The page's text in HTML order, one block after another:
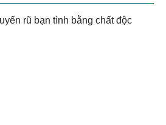
rũ bạn tình bằng chất độc